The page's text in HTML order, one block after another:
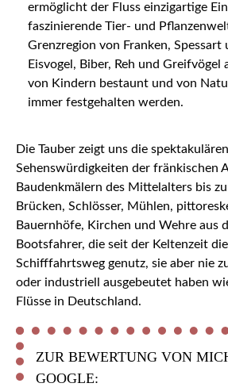
ermöglicht der Fluss einzigartige
faszinierende Tier- und
Grenzregion von Franken, Spessart
Eisvogel, Biber, Reh und Greifvögel
von Kindern bestaunt und von
immer festgehalten werden.
Die Tauber zeigt uns die spektakulären
Sehenswürdigkeiten der fränkischen
Baudenkmälern des Mittelalters bis
Brücken, Schlösser, Mühlen,
Bauernhöfe, Kirchen und Wehre aus
Bootsfahrer, die seit der Keltenzeit
Schifffahrtsweg genutz, sie aber nie
oder industriell ausgebeutet haben
Flüsse in Deutschland.
ZUR BEWERTUNG VON
GOOGLE: